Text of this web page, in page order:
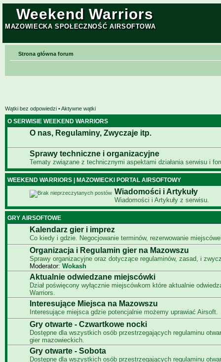
Weekend Warriors
MAZOWIECKA SPOŁECZNOŚĆ AIRSOFTOWA
Strona główna forum
Wątki bez odpowiedzi •Aktywne wątki
O SERWISIE WEEKEND WARRIORS
O nas, Regulaminy, Zwyczaje itp.
Sprawy techniczne i organizacyjne
Tematy związane z technicznymi aspektami działania serwisu i
WEEKEND WARRIORS | MAZOWIECKI PORTAL AIRSOFTOWY
Wiadomości i Artykuły
Wiadomości i Artykuły z serwisu.
GRY AIRSOFTOWE
Kalendarz gier i imprez
Co kiedy i gdzie. Negocjowanie terminów, rezerwowanie
Organizacja i Regulamin gier na Mazowszu
Sprawy organizacyjne oraz dotyczące regulaminów, zasad, i
Moderator: Wokash
Aktualnie odwiedzane miejscówki
Dział poświęcony wyłącznie miejscówkom które aktualnie
Warriors.
Interesujące Miejsca na Mazowszu
Interesujące miejsca gdzie potencjalnie możemy uprawiać Airsoft.
Gry otwarte - Czwartkowe nocki
Dostępne dla wszystkich osób przestrzegających regulaminu
gier mazowieckich.
Gry otwarte - Sobota
Dostępne dla wszystkich osób przestrzegających regulaminu